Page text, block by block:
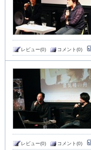
レビュー(0) コメント(0)
レビュー(0) コメント(0)